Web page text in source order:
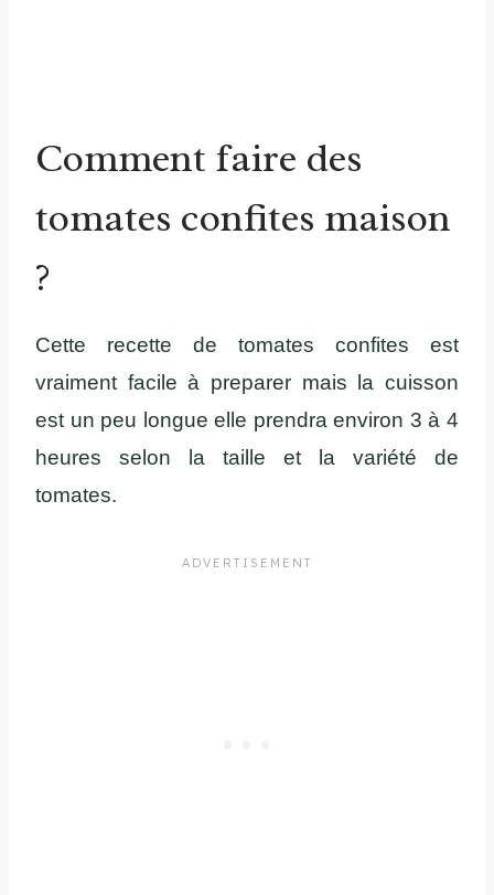
Comment faire des
tomates confites maison
?
Cette recette de tomates confites est
vraiment facile à preparer mais la cuisson
est un peu longue elle prendra environ 3 à 4
heures selon la taille et la variété de
tomates.